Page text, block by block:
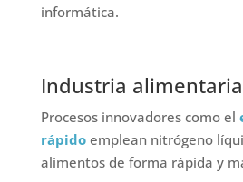
informática.
Industria alimentaria
Procesos innovadores como el
rápidoemplean nitrógeno
alimentos de forma rápida y